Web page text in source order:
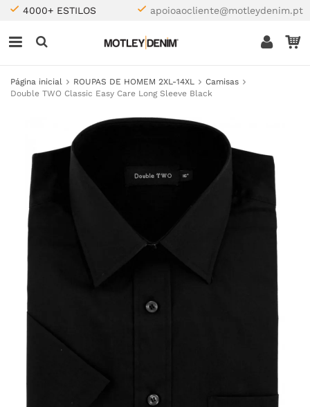
4000+ ESTILOS apoioaocliente@motleydenim.pt
Página inicial ROUPAS DE HOMEM 2XL-14XL
Camisas
Double TWO Classic Easy Care Long Sleeve Black